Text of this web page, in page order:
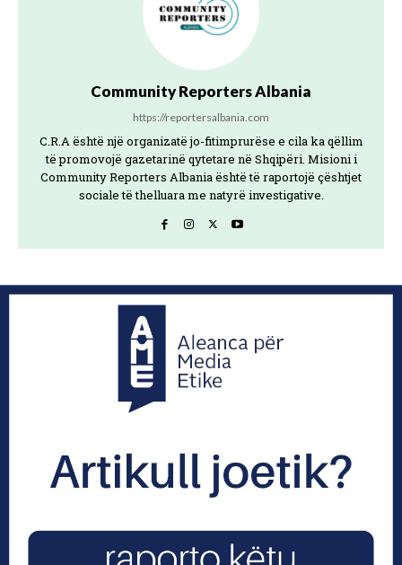
Community Reporters Albania
https://reportersalbania.com
C.R.A është një organizatë jo-fitimprurëse e cila ka qëllim
të promovojë gazetarinë qytetare në Shqipëri. Misioni i
Community Reporters Albania është të raportojë çështjet
sociale të thelluara me natyrë investigative.